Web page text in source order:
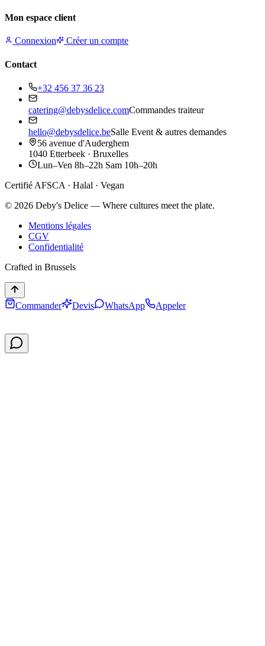
Mon espace client
Connexion Créer un compte
Contact
+32 456 37 36 23
catering@debysdelice.comCommandes traiteur
hello@debysdelice.beSalle Event & autres demandes
56 avenue d'Auderghem
1040 Etterbeek · Bruxelles
Lun–Ven 8h–22h Sam 10h–20h
Certifié AFSCA · Halal · Vegan
© 2026 Deby's Delice — Where cultures meet the plate.
Mentions légales
CGV
Confidentialité
Crafted in Brussels
Commander Devis WhatsApp Appeler